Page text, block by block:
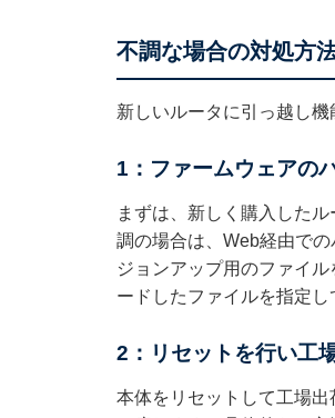
不調な場合の対処方
新しいルータに引っ越し機
1：ファームウェアの
まずは、新しく購入した
調の場合は、Web経由で
ジョンアップ用のファイ
ードしたファイルを指定し
2：リセットを行い工
本体をリセットして工場